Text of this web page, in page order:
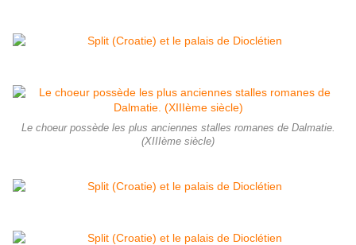
Le choeur possède les plus anciennes stalles romanes de Dalmatie.
(XIIIème siècle)